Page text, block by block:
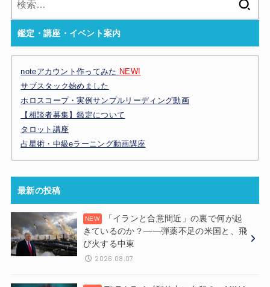
鑑定・講座・イベント案内
noteアカウント作ってみた NEW!
サブスタック始めました
ホロスコープ・実例サンプルリーディング動画
【相談者募集】鑑定について
タロット講座
占星術・中級eラーニング動画講座
最新の投稿
「イランと合意間近」の裏で何が起
きているのか？——弾薬不足の米国と、飛
び火する中東
2026.08.07